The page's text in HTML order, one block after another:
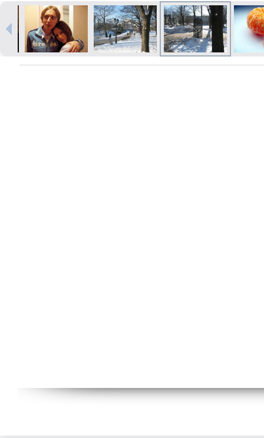
Izdrukas 1h laikā Rīgā – pasūtiet
tiešsaistē
Dažādi formāti un papīra veidi